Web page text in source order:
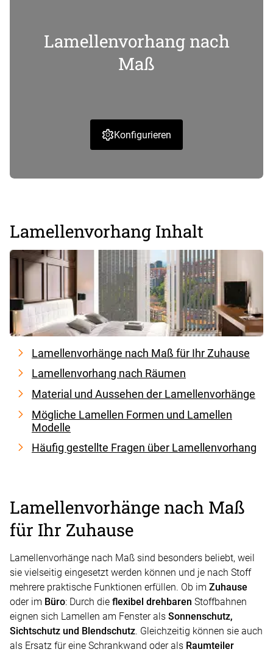
Lamellenvorhang nach
Maß
Konfigurieren
Lamellenvorhang Inhalt
Lamellenvorhänge nach Maß für Ihr Zuhause
Lamellenvorhang nach Räumen
Material und Aussehen der Lamellenvorhänge
Mögliche Lamellen Formen und Lamellen
Modelle
Häufig gestellte Fragen über Lamellenvorhang
Lamellenvorhänge nach Maß
für Ihr Zuhause
Lamellenvorhänge nach Maß sind besonders beliebt, weil
sie vielseitig eingesetzt werden können und je nach Stoff
mehrere praktische Funktionen erfüllen. Ob im Zuhause
oder im Büro: Durch die flexibel drehbaren Stoffbahnen
eignen sich Lamellen am Fenster als Sonnenschutz,
Sichtschutz und Blendschutz. Gleichzeitig können sie auch
als Ersatz für eine Schrankwand oder als Raumteiler